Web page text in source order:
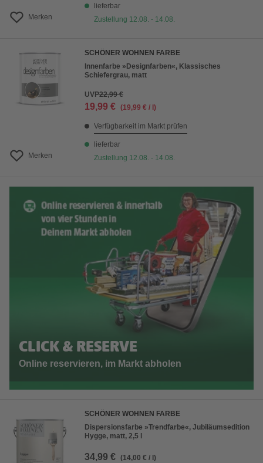
Merken
lieferbar
Zustellung 12.08. - 14.08.
Merken
SCHÖNER WOHNEN FARBE
Innenfarbe »Designfarben«, Klassisches
Schiefergrau, matt
UVP22,99 €
19,99 € (19,99 € / l)
Verfügbarkeit im Markt prüfen
lieferbar
Zustellung 12.08. - 14.08.
CLICK & RESERVE
Online reservieren, im Markt abholen
SCHÖNER WOHNEN FARBE
Dispersionsfarbe »Trendfarbe«, Jubiläumsedition
Hygge, matt, 2,5 l
34,99 € (14,00 € / l)